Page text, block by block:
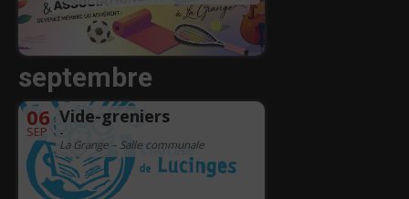
septembre
06
SEP
Vide-greniers
-
La Grange – Salle communale